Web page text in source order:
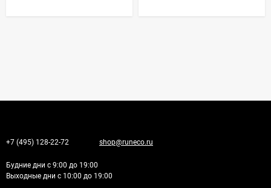
+7 (495) 128-22-72 shop@runeco.ru
Будние дни с 9:00 до 19:00
Выходные дни с 10:00 до 19:00